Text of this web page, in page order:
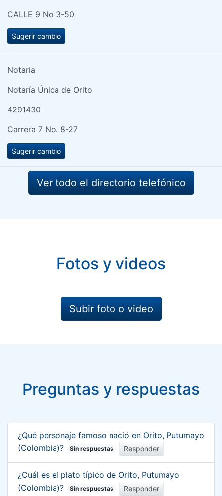
CALLE 9 No 3-50
Sugerir cambio
Notaria
Notaría Única de Orito
4291430
Carrera 7 No. 8-27
Sugerir cambio
Ver todo el directorio telefónico
Fotos y videos
Subir foto o video
Preguntas y respuestas
¿Qué personaje famoso nació en Orito, Putumayo
(Colombia)?
Sin respuestas Responder
¿Cuál es el plato típico de Orito, Putumayo
(Colombia)?
Sin respuestas Responder